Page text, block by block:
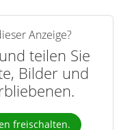
Anzeige?
teilen Sie
Bilder und
freischalten.